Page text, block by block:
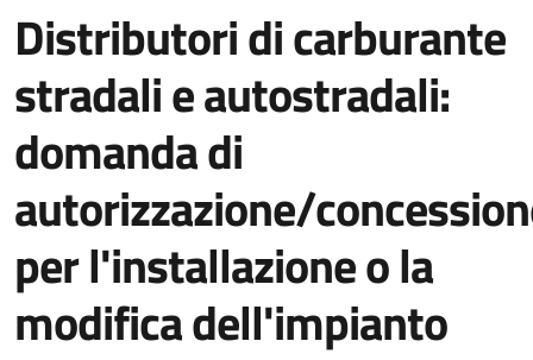
Distributori di carburante
stradali e autostradali:
domanda di
autorizzazione/
per l'installazione o la
modifica dell'impianto